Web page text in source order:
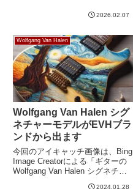
Dad Rock Bands by Stateアメリ
2026.02.07
Wolfgang Van Halen
Wolfgang Van Halen シグ
ネチャーモデルがEVHブラ
ンドから出ます
今回のアイキャッチ画像は、Bing
Image Creatorによる「ギターの
Wolfgang Van Halen シグネチャ
2024.01.28